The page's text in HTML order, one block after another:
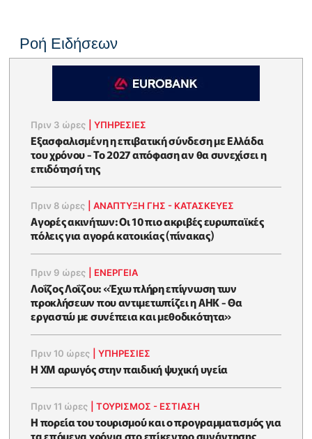
Ροή Ειδήσεων
Πριν 3 ώρες |ΥΠΗΡΕΣΙΕΣ
Εξασφαλισμένη η επιβατική σύνδεση με Ελλάδα
του χρόνου - Το 2027 απόφαση αν θα συνεχίσει η
επιδότησή της
Πριν 8 ώρες |ΑΝΑΠΤΥΞΗ ΓΗΣ - ΚΑΤΑΣΚΕΥΕΣ
Αγορές ακινήτων: Οι 10 πιο ακριβές ευρωπαϊκές
πόλεις για αγορά κατοικίας (πίνακας)
Πριν 9 ώρες ΕΝΈΡΓΕΙΑ
Λοΐζος Λοΐζου: «Έχω πλήρη επίγνωση των
προκλήσεων που αντιμετωπίζει η ΑΗΚ - Θα
εργαστώ με συνέπεια και μεθοδικότητα»
Πριν 10 ώρες |ΥΠΗΡΕΣΙΕΣ
Η XM αρωγός στην παιδική ψυχική υγεία
Πριν 11 ώρες |ΤΟΥΡΙΣΜΟΣ - ΕΣΤΙΑΣΗ
Η πορεία του τουρισμού και ο προγραμματισμός για
τα επόμενα χρόνια στο επίκεντρο συνάντησης